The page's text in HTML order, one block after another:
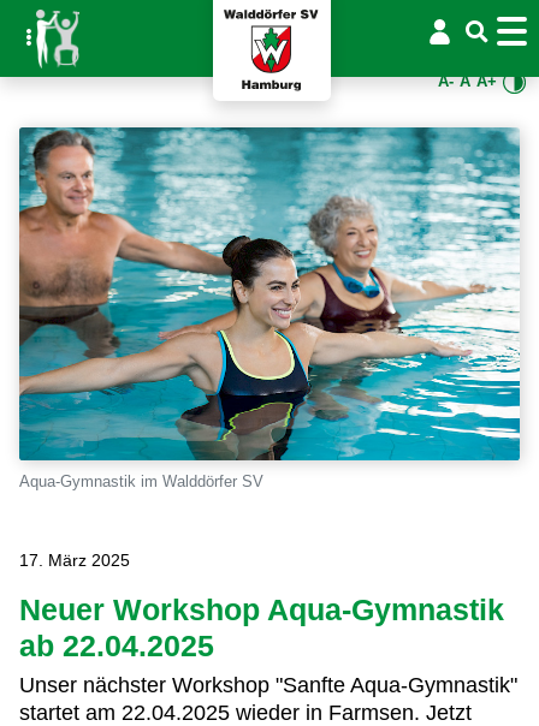
A- A A+
Aqua-Gymnastik im Walddörfer SV
17. März 2025
Neuer Workshop Aqua-Gymnastik
ab 22.04.2025
Unser nächster Workshop "Sanfte Aqua-Gymnastik"
startet am 22.04.2025 wieder in Farmsen. Jetzt